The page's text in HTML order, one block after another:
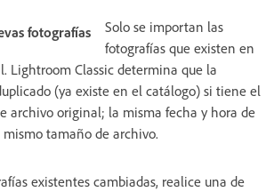
fotografías
Solo se importan las
fotografías que existen en
Lightroom Classic determina que la
(ya existe en el catálogo) si tiene el
archivo original; la misma fecha y hora de
mismo tamaño de archivo.
existentes cambiadas, realice una de